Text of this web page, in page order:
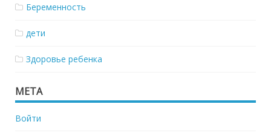
Беременность
дети
Здоровье ребенка
МЕТА
Войти